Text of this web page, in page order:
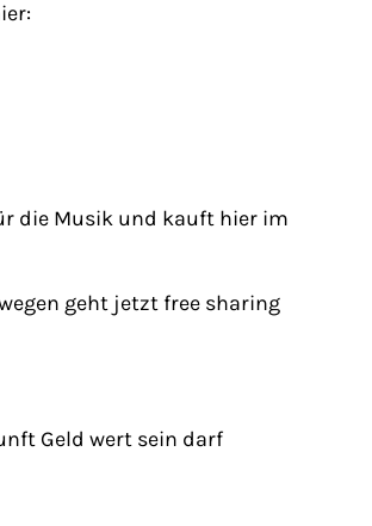
die Musik und kauft hier im
geht jetzt free sharing
Geld wert sein darf